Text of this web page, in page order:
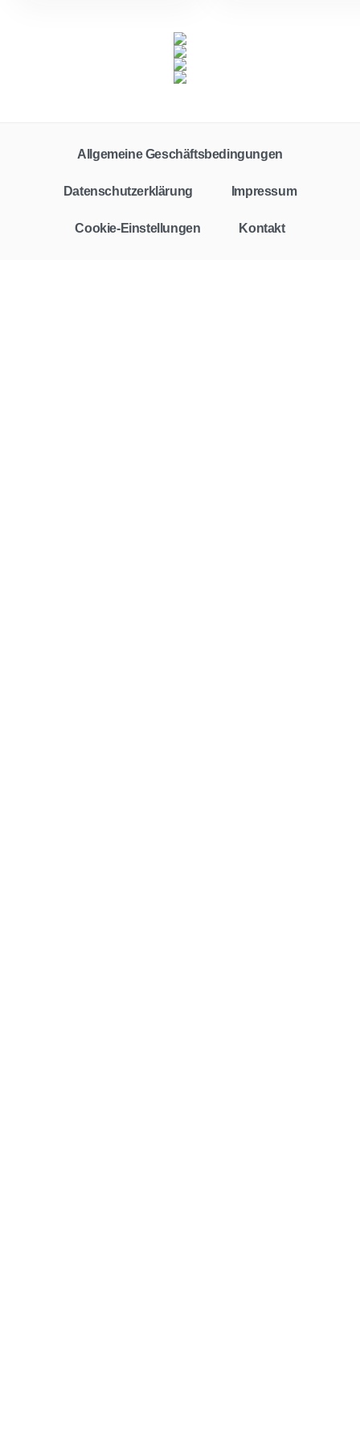
Allgemeine Geschäftsbedingungen
Datenschutzerklärung Impressum
Cookie-Einstellungen Kontakt